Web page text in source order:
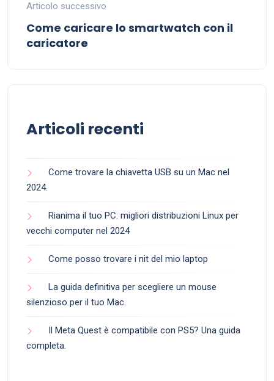
Articolo successivo
Come caricare lo smartwatch con il
caricatore
Articoli recenti
Come trovare la chiavetta USB su un Mac nel
2024.
Rianima il tuo PC: migliori distribuzioni Linux per
vecchi computer nel 2024
Come posso trovare i nit del mio laptop
La guida definitiva per scegliere un mouse
silenzioso per il tuo Mac.
Il Meta Quest è compatibile con PS5? Una guida
completa.